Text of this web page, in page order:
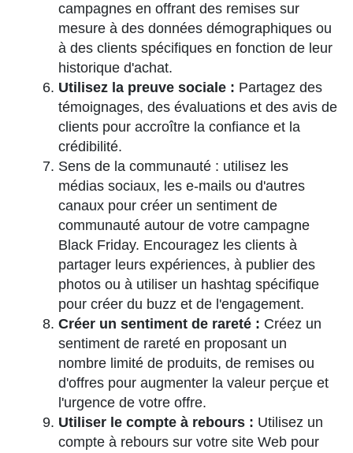
campagnes en offrant des remises sur
mesure à des données démographiques ou
à des clients spécifiques en fonction de leur
historique d'achat.
Utilisez la preuve sociale : Partagez des
témoignages, des évaluations et des avis de
clients pour accroître la confiance et la
crédibilité.
Sens de la communauté : utilisez les
médias sociaux, les e-mails ou d'autres
canaux pour créer un sentiment de
communauté autour de votre campagne
Black Friday. Encouragez les clients à
partager leurs expériences, à publier des
photos ou à utiliser un hashtag spécifique
pour créer du buzz et de l'engagement.
Créer un sentiment de rareté : Créez un
sentiment de rareté en proposant un
nombre limité de produits, de remises ou
d'offres pour augmenter la valeur perçue et
l'urgence de votre offre.
Utiliser le compte à rebours : Utilisez un
compte à rebours sur votre site Web pour